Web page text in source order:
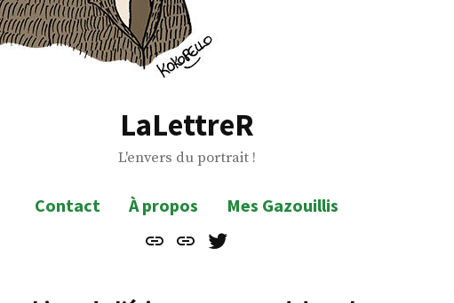
LaLettreR
L'envers du portrait !
Contact À propos
Mes Gazouillis
Contact
À
Mes